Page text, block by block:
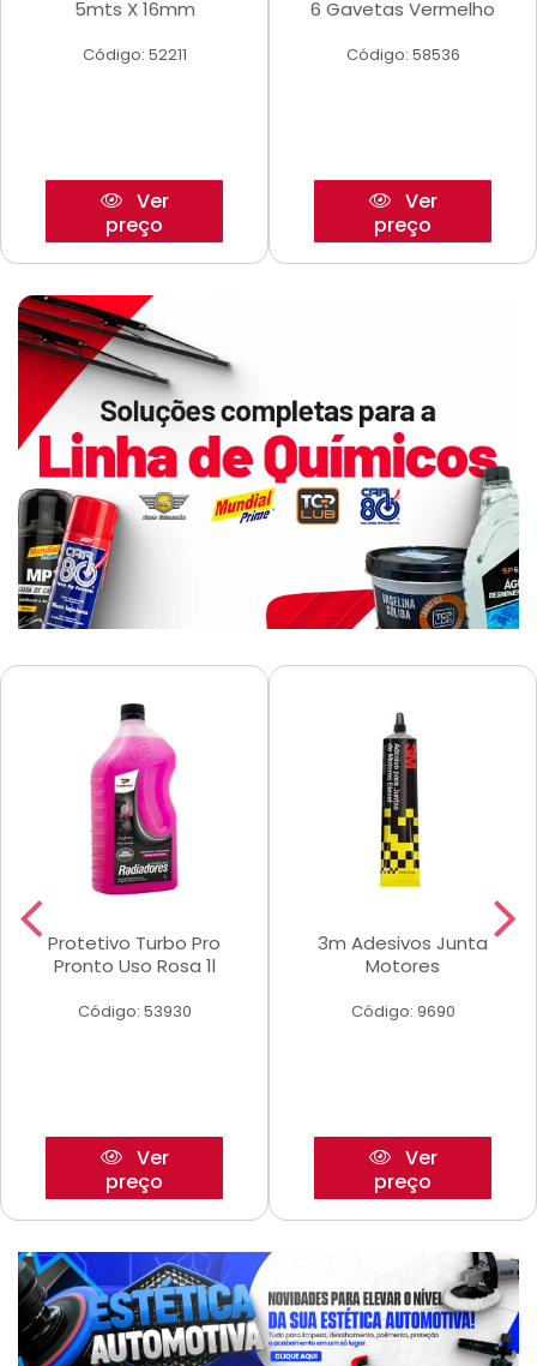
5mts X 16mm
Código: 52211
Ver
preço
6 Gavetas Vermelho
Código: 58536
Ver
preço
Protetivo Turbo Pro
Pronto Uso Rosa 1l
Código: 53930
Ver
preço
3m Adesivos Junta
Motores
Código: 9690
Ver
preço